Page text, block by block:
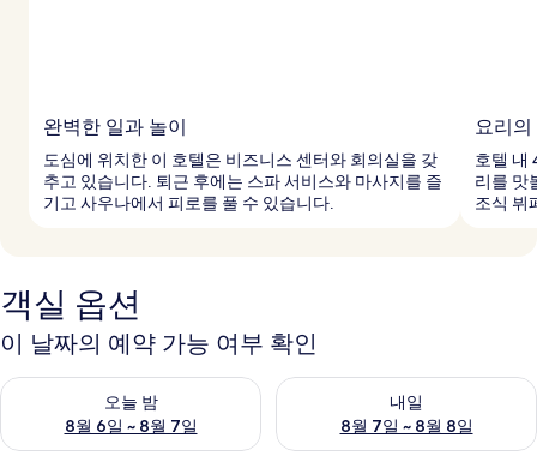
완벽한 일과 놀이
도심에 위치한 이 호텔은 비즈니스 센터와 회의실을 갖
추고 있습니다. 퇴근 후에는 스파 서비스와 마사지를 즐
기고 사우나에서 피로를 풀 수 있습니다.
요리
호텔 내
리를 맛
조식 뷔
객실 옵션
이 날짜의 예약 가능 여부 확인
오늘 밤
8월 6일 ~ 8월 7일
오늘 밤 예약 가능 여부 확인, 8월 6일 ~ 8월 7일
내일
8월 7일 ~ 8월 8일
내일 예약 가능 여부 확인, 8월